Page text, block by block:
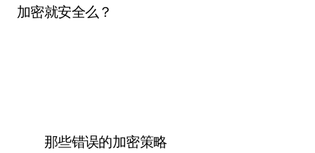
加密就安全么？
那些错误的加密策略